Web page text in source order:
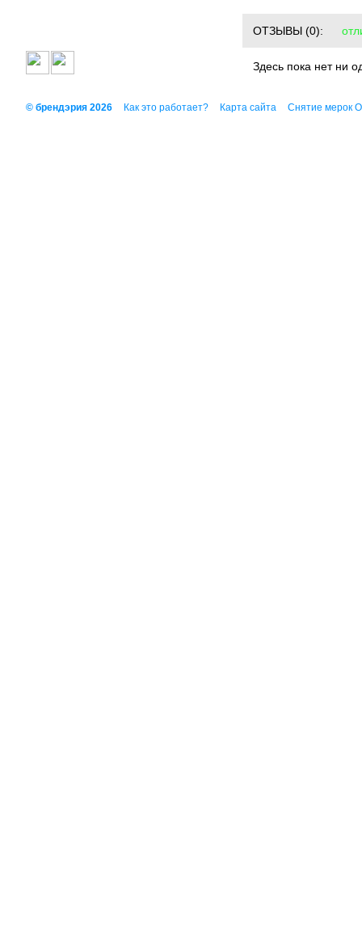
ОТЗЫВЫ (0):
Здесь пока нет ни
© брендэрия 2026 Как это работает? Карта сайта Снятие мерок